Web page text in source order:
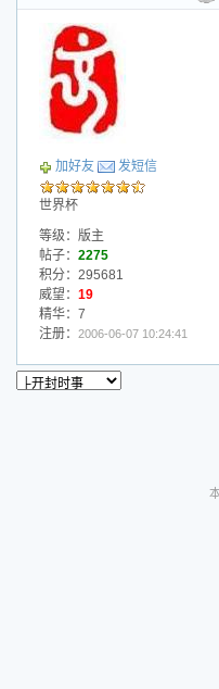
交易帖
小字报
加好友 发短信
世界杯
等级：版主
帖子： 2275
积分：295681
威望： 19
精华：7
注册： 2006-06-07 10:24:41